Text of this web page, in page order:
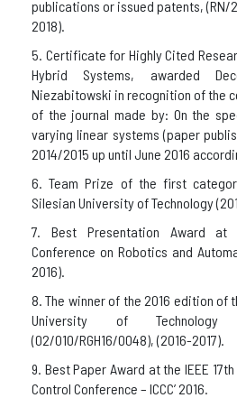
publications or issued patents, (RN/
2018).
5. Certificate for Highly Cited
Hybrid Systems, awarded
Niezabitowski in recognition of the
of the journal made by: On the
varying linear systems (paper
2014/2015 up until June 2016
6. Team Prize of the first
Silesian University of Technology
7. Best Presentation Award at
Conference on Robotics and
2016).
8. The winner of the 2016 edition of
University of Technology
(02/010/RGH16/0048), (2016-2017).
9. Best Paper Award at the IEEE
Control Conference – ICCC’ 2016.